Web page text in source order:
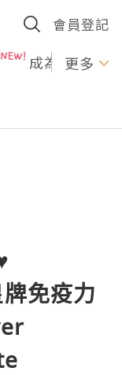
會員登記
成為U更多
免疫力